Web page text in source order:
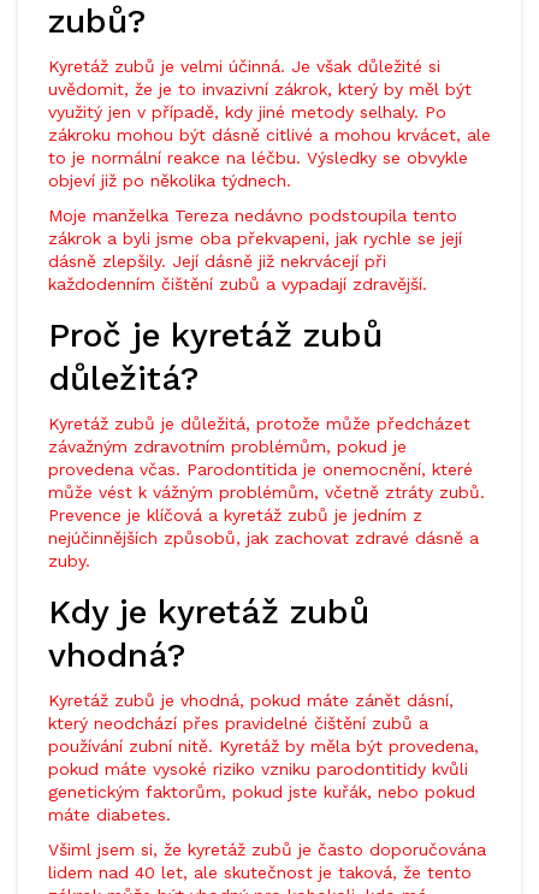
zubů?
Kyretáž zubů je velmi účinná. Je však důležité si
uvědomit, že je to invazivní zákrok, který by měl být
využitý jen v případě, kdy jiné metody selhaly. Po
zákroku mohou být dásně citlivé a mohou krvácet, ale
to je normální reakce na léčbu. Výsledky se obvykle
objeví již po několika týdnech.
Moje manželka Tereza nedávno podstoupila tento
zákrok a byli jsme oba překvapeni, jak rychle se její
dásně zlepšily. Její dásně již nekrvácejí při
každodenním čištění zubů a vypadají zdravější.
Proč je kyretáž zubů
důležitá?
Kyretáž zubů je důležitá, protože může předcházet
závažným zdravotním problémům, pokud je
provedena včas. Parodontitida je onemocnění, které
může vést k vážným problémům, včetně ztráty zubů.
Prevence je klíčová a kyretáž zubů je jedním z
nejúčinnějších způsobů, jak zachovat zdravé dásně a
zuby.
Kdy je kyretáž zubů
vhodná?
Kyretáž zubů je vhodná, pokud máte zánět dásní,
který neodchází přes pravidelné čištění zubů a
používání zubní nitě. Kyretáž by měla být provedena,
pokud máte vysoké riziko vzniku parodontitidy kvůli
genetickým faktorům, pokud jste kuřák, nebo pokud
máte diabetes.
Všiml jsem si, že kyretáž zubů je často doporučována
lidem nad 40 let, ale skutečnost je taková, že tento